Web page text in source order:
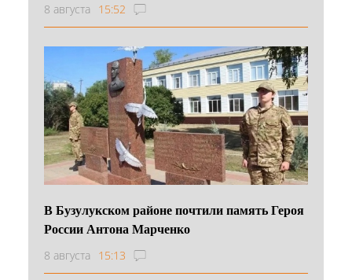
8 августа 15:52
В Бузулукском районе почтили память Героя
России Антона Марченко
8 августа 15:13